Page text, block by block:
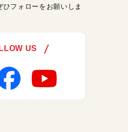
ひフォローをお願いしま
US